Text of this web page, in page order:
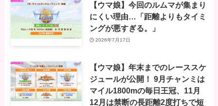
【ウマ娘】今回のルムマが集まり
にくい理由…「距離よりもタイミ
ングが悪すぎる。」
2026年7月17日
【ウマ娘】年末までのレーススケ
ジュールが公開！ 9月チャンミは
マイル1800mの毎日王冠、11月
12月は禁断の長距離2度打ちで短